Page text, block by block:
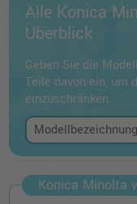
Alle Konica
Überblick
Geben Sie die
Teile davon ein, um
einzuschränken
Konica Minolta